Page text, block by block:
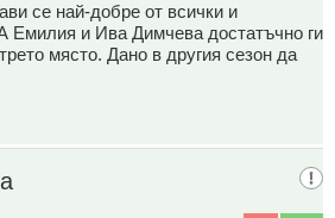
се най-добре от всички и
Емилия и Ива Димчева достатъчно ги
място. Дано в другия сезон да